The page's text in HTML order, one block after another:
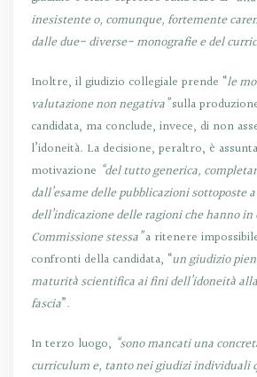
inesistente o, comunque, fortemente
dalle due- diverse- monografie e del
Inoltre, il giudizio collegiale prende “le
valutazione non negativa”sulla
candidata, ma conclude, invece, di non
l’idoneità. La decisione, peraltro, è
motivazione “del tutto generica,
dall’esame delle pubblicazioni sottoposte
dell’indicazione delle ragioni che hanno
Commissione stessa”a ritenere
confronti della candidata, “un giudizio
maturità scientifica ai fini dell’idoneità
fascia”.
In terzo luogo, “sono mancati una
curriculum e, tanto nei giudizi individuali